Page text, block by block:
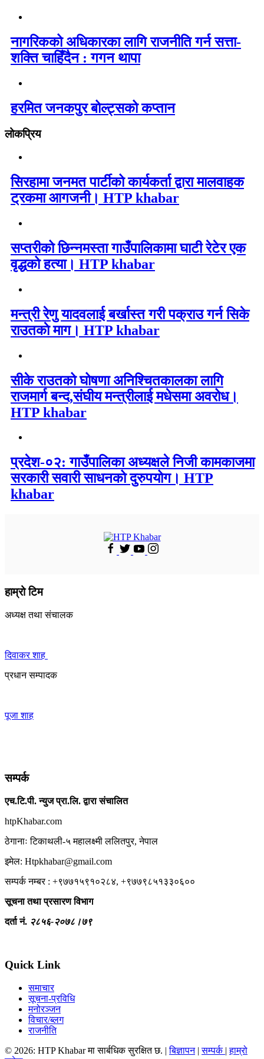
नागरिकको अधिकारका लागि राजनीति गर्न सत्ता-
शक्ति चाहिँदैन : गगन थापा
हरमित जनकपुर बोल्ट्सको कप्तान
लोकप्रिय
सिरहामा जनमत पार्टीको कार्यकर्ता द्वारा मालवाहक
ट्रकमा आगजनी। HTP khabar
सप्तरीको छिन्नमस्ता गाउँपालिकामा घाटी रेटेर एक
वृद्धको हत्या। HTP khabar
मन्त्री रेणु यादवलाई बर्खास्त गरी पक्राउ गर्न सिके
राउतकाे माग। HTP khabar
सीके राउतको घोषणा अनिश्चितकालका लागि
राजमार्ग बन्द,संघीय मन्त्रीलाई मधेसमा अवरोध।
HTP khabar
प्रदेश-०२: गाउँपालिका अध्यक्षले निजी कामकाजमा
सरकारी सवारी साधनको दुरुपयोग। HTP
khabar
हाम्रो टिम
अध्यक्ष तथा संचालक
दिवाकर शाह
प्रधान सम्पादक
पूजा शाह
सम्पर्क
एच.टि.पी. न्युज प्रा.लि. द्वारा संचालित
htpKhabar.com
ठेगानाः टिकाथली-५ महालक्ष्मी ललितपुर, नेपाल
इमेल: Htpkhabar@gmail.com
सम्पर्क नम्बर : +९७७१५९१०२८४, +९७७९८५१३३०६००
सूचना तथा प्रसारण विभाग
दर्ता नं. २८५६-२०७८।७९
Quick Link
समाचार
सूचना-प्रविधि
मनोरञ्जन
विचार/ब्लग
राजनीति
© 2026: HTP Khabar मा सार्बधिक सुरक्षित छ. |बिज्ञापन|सम्पर्क |हाम्रो